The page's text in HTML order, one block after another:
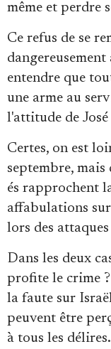
même et perdre
Ce refus de se
entendre que
une arme au
l'attitude de
Certes, on est
septembre,
és rapprochent
affabulations
lors des
Dans les deux
profite le crime
la faute sur
peuvent être
à tous les